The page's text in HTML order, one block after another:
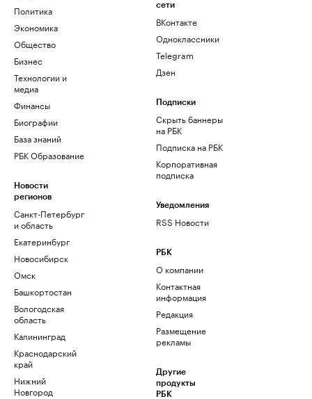
Политика
Экономика
Общество
Бизнес
Технологии и
медиа
Финансы
Биографии
База знаний
РБК Образование
Новости
регионов
Санкт-Петербург
и область
Екатеринбург
Новосибирск
Омск
Башкортостан
Вологодская
область
Калининград
Краснодарский
край
Нижний
Новгород
сети
ВКонтакте
Одноклассники
Telegram
Дзен
Подписки
Скрыть баннеры
на РБК
Подписка на РБК
Корпоративная
подписка
Уведомления
RSS Новости
РБК
О компании
Контактная
информация
Редакция
Размещение
рекламы
Другие
продукты
РБК